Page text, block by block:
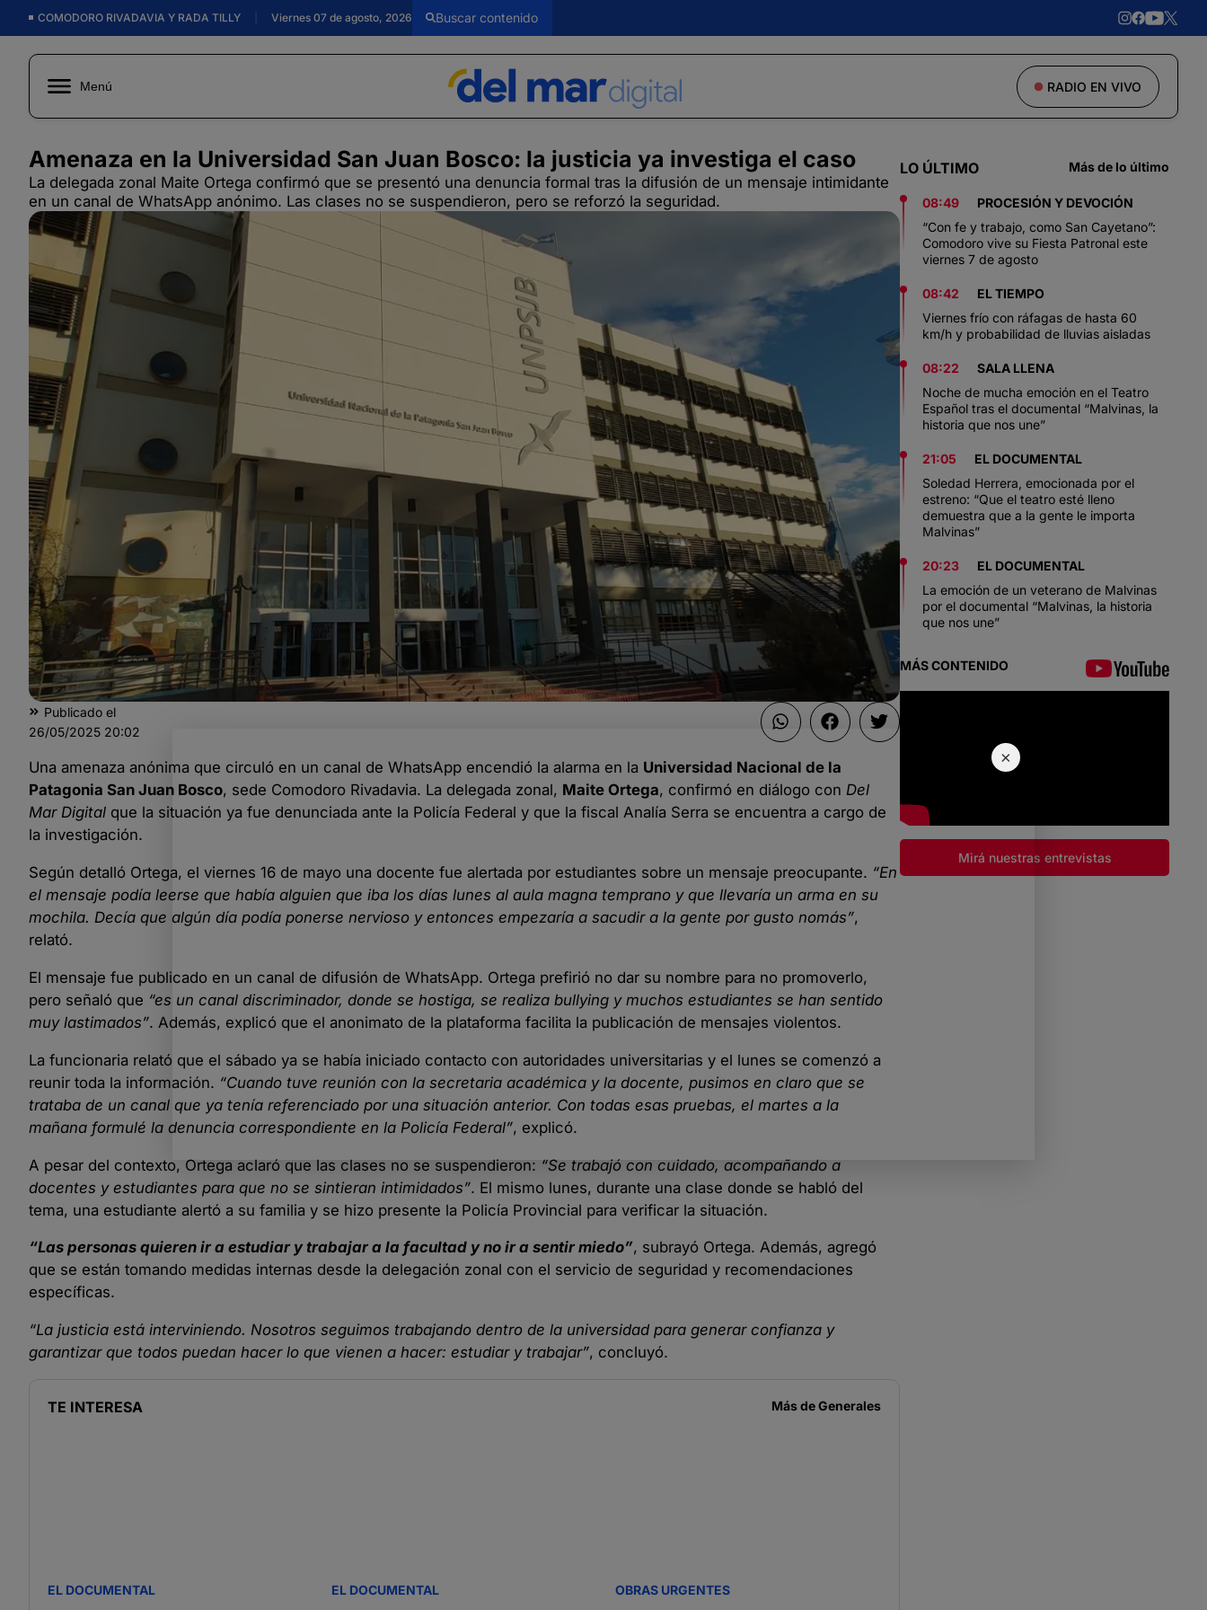
COMODORO RIVADAVIA Y RADA TILLY Viernes 07 de agosto, 2026
Menú RADIO EN VIVO
×
Amenaza en la Universidad San Juan Bosco: la justicia ya investiga el caso
La delegada zonal Maite Ortega confirmó que se presentó una denuncia formal tras la difusión de un mensaje intimidante
en un canal de WhatsApp anónimo. Las clases no se suspendieron, pero se reforzó la seguridad.
Publicado el
26/05/2025 20:02
Una amenaza anónima que circuló en un canal de WhatsApp encendió la alarma en la Universidad Nacional de la
Patagonia San Juan Bosco, sede Comodoro Rivadavia. La delegada zonal, Maite Ortega, confirmó en diálogo con Del
Mar Digital que la situación ya fue denunciada ante la Policía Federal y que la fiscal Analía Serra se encuentra a cargo de
la investigación.
Según detalló Ortega, el viernes 16 de mayo una docente fue alertada por estudiantes sobre un mensaje preocupante. “En
el mensaje podía leerse que había alguien que iba los días lunes al aula magna temprano y que llevaría un arma en su
mochila. Decía que algún día podía ponerse nervioso y entonces empezaría a sacudir a la gente por gusto nomás”,
relató.
El mensaje fue publicado en un canal de difusión de WhatsApp. Ortega prefirió no dar su nombre para no promoverlo,
pero señaló que “es un canal discriminador, donde se hostiga, se realiza bullying y muchos estudiantes se han sentido
muy lastimados”. Además, explicó que el anonimato de la plataforma facilita la publicación de mensajes violentos.
La funcionaria relató que el sábado ya se había iniciado contacto con autoridades universitarias y el lunes se comenzó a
reunir toda la información. “Cuando tuve reunión con la secretaria académica y la docente, pusimos en claro que se
trataba de un canal que ya tenía referenciado por una situación anterior. Con todas esas pruebas, el martes a la
mañana formulé la denuncia correspondiente en la Policía Federal”, explicó.
A pesar del contexto, Ortega aclaró que las clases no se suspendieron: “Se trabajó con cuidado, acompañando a
docentes y estudiantes para que no se sintieran intimidados”. El mismo lunes, durante una clase donde se habló del
tema, una estudiante alertó a su familia y se hizo presente la Policía Provincial para verificar la situación.
“Las personas quieren ir a estudiar y trabajar a la facultad y no ir a sentir miedo”, subrayó Ortega. Además, agregó
que se están tomando medidas internas desde la delegación zonal con el servicio de seguridad y recomendaciones
específicas.
“La justicia está interviniendo. Nosotros seguimos trabajando dentro de la universidad para generar confianza y
garantizar que todos puedan hacer lo que vienen a hacer: estudiar y trabajar”, concluyó.
TE INTERESA Más deGenerales
EL DOCUMENTAL EL DOCUMENTAL OBRAS URGENTES
LO ÚLTIMO Más de lo último
08:49
PROCESIÓN Y DEVOCIÓN
“Con fe y trabajo, como San Cayetano”:
Comodoro vive su Fiesta Patronal este
viernes 7 de agosto
08:42
EL TIEMPO
Viernes frío con ráfagas de hasta 60
km/h y probabilidad de lluvias aisladas
08:22
SALA LLENA
Noche de mucha emoción en el Teatro
Español tras el documental “Malvinas, la
historia que nos une”
21:05
EL DOCUMENTAL
Soledad Herrera, emocionada por el
estreno: “Que el teatro esté lleno
demuestra que a la gente le importa
Malvinas”
20:23
EL DOCUMENTAL
La emoción de un veterano de Malvinas
por el documental “Malvinas, la historia
que nos une”
MÁS CONTENIDO
Mirá nuestras entrevistas